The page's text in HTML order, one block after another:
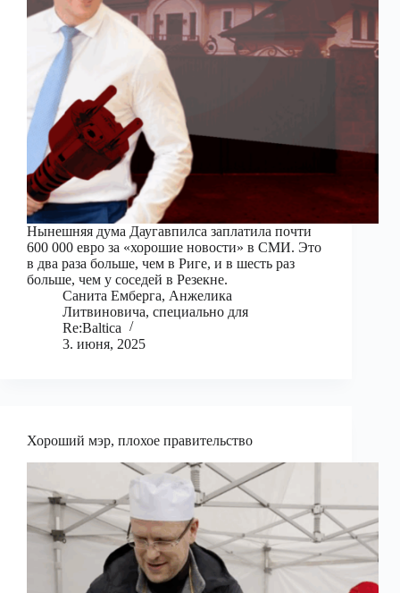
Нынешняя дума Даугавпилса заплатила почти
600 000 евро за «хорошие новости» в СМИ. Это
в два раза больше, чем в Риге, и в шесть раз
больше, чем у соседей в Резекне.
Санита Емберга, Анжелика
Литвиновича, специально для
Re:Baltica
3. июня, 2025
Хороший мэр, плохое правительство